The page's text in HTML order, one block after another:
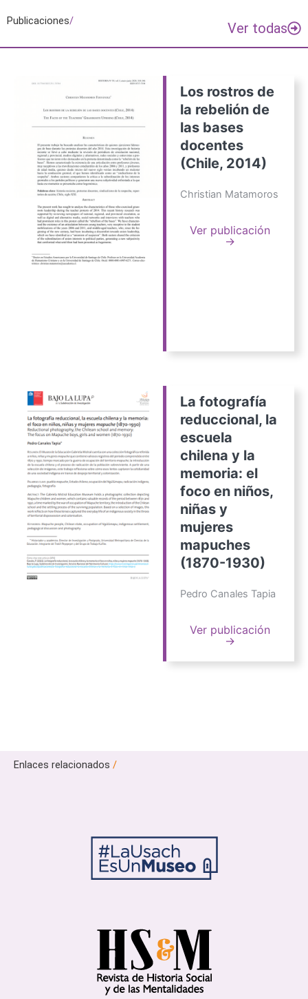
Publicaciones/ Ver todas
Los rostros de
la rebelión de
las bases
docentes
(Chile, 2014)
Christian Matamoros
Ver publicación
→
La fotografía
reduccional, la
escuela
chilena y la
memoria: el
foco en niños,
niñas y
mujeres
mapuches
(1870-1930)
Pedro Canales Tapia
Ver publicación
→
Enlaces relacionados /